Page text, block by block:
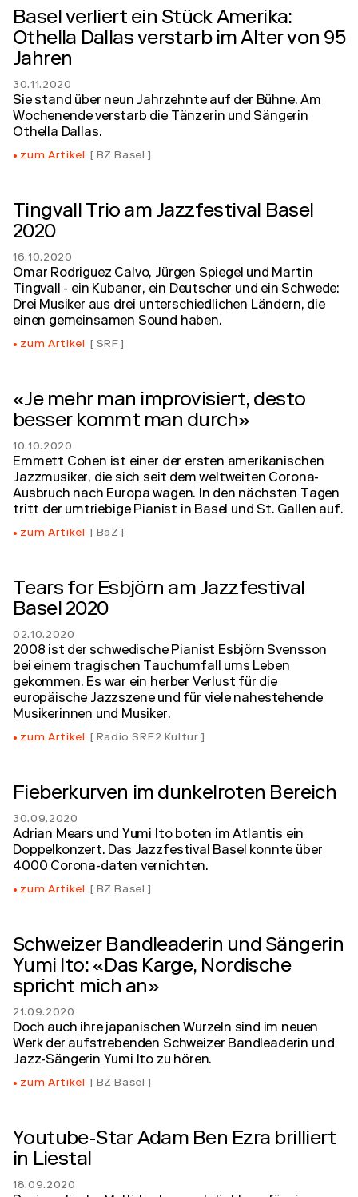
Basel verliert ein Stück Amerika:
Othella Dallas verstarb im Alter von 95
Jahren
30.11.2020
Sie stand über neun Jahrzehnte auf der Bühne. Am
Wochenende verstarb die Tänzerin und Sängerin
Othella Dallas.
zum Artikel BZ Basel
Tingvall Trio am Jazzfestival Basel
2020
16.10.2020
Omar Rodriguez Calvo, Jürgen Spiegel und Martin
Tingvall - ein Kubaner, ein Deutscher und ein Schwede:
Drei Musiker aus drei unterschiedlichen Ländern, die
einen gemeinsamen Sound haben.
zum Artikel SRF
«Je mehr man improvisiert, desto
besser kommt man durch»
10.10.2020
Emmett Cohen ist einer der ersten amerikanischen
Jazzmusiker, die sich seit dem weltweiten Corona-
Ausbruch nach Europa wagen. In den nächsten Tagen
tritt der umtriebige Pianist in Basel und St. Gallen auf.
zum Artikel BaZ
Tears for Esbjörn am Jazzfestival
Basel 2020
02.10.2020
2008 ist der schwedische Pianist Esbjörn Svensson
bei einem tragischen Tauchumfall ums Leben
gekommen. Es war ein herber Verlust für die
europäische Jazzszene und für viele nahestehende
Musikerinnen und Musiker.
zum Artikel Radio SRF2 Kultur
Fieberkurven im dunkelroten Bereich
30.09.2020
Adrian Mears und Yumi Ito boten im Atlantis ein
Doppelkonzert. Das Jazzfestival Basel konnte über
4000 Corona-daten vernichten.
zum Artikel BZ Basel
Schweizer Bandleaderin und Sängerin
Yumi Ito: «Das Karge, Nordische
spricht mich an»
21.09.2020
Doch auch ihre japanischen Wurzeln sind im neuen
Werk der aufstrebenden Schweizer Bandleaderin und
Jazz-Sängerin Yumi Ito zu hören.
zum Artikel BZ Basel
Youtube-Star Adam Ben Ezra brilliert
in Liestal
18.09.2020